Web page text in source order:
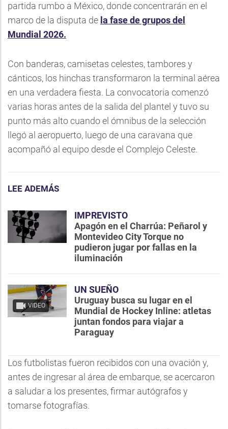
partida rumbo a México, donde concentrarán en el
marco de la disputa de la fase de grupos del
Mundial 2026.
Con banderas, camisetas celestes, tambores y
cánticos, los hinchas transformaron la terminal aérea
en una verdadera fiesta. La convocatoria comenzó
varias horas antes de la salida del plantel y tuvo su
punto más alto cuando el ómnibus de la selección
llegó al aeropuerto, luego de una caravana que
acompañó al equipo desde el Complejo Celeste.
LEE ADEMÁS
IMPREVISTO
Apagón en el Charrúa: Peñarol y
Montevideo City Torque no
pudieron jugar por fallas en la
iluminación
VIDEO
UN SUEÑO
Uruguay busca su lugar en el
Mundial de Hockey Inline: atletas
juntan fondos para viajar a
Paraguay
Los futbolistas fueron recibidos con una ovación y,
antes de ingresar al área de embarque, se acercaron
a saludar a los presentes, firmar autógrafos y
tomarse fotografías.